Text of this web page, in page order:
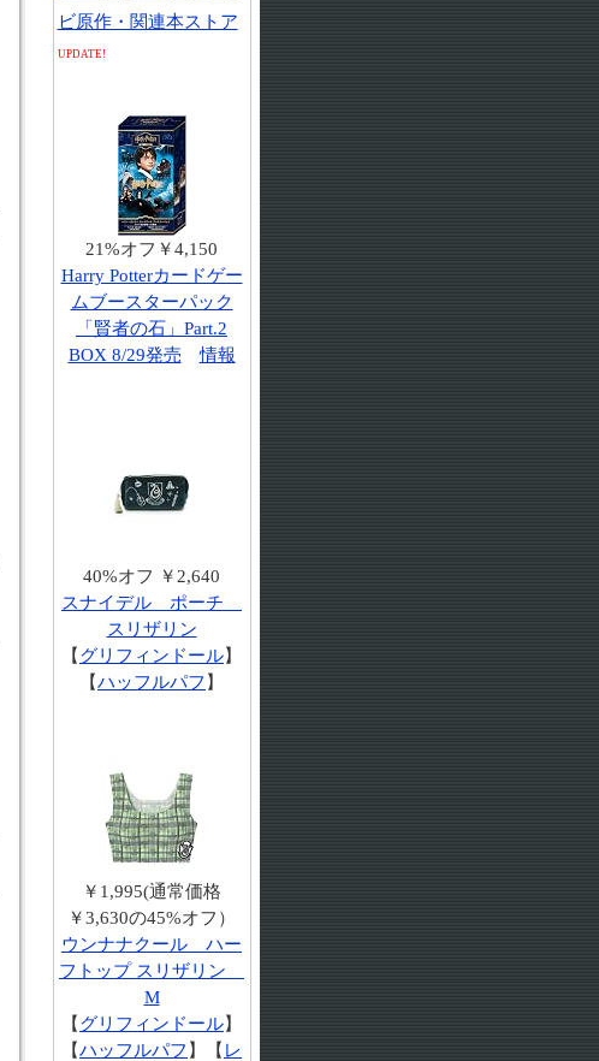
ビ原作・関連本ストア
UPDATE!
21%オフ￥4,150
Harry Potterカードゲー
ムブースターパック
「賢者の石」Part.2
BOX 8/29発売
情報
40%オフ ￥2,640
スナイデル ポーチ
スリザリン
【 グリフィンドール】
【ハッフルパフ 】
￥1,995(通常価格
￥3,630の45%オフ）
ウンナナクール ハー
フトップ スリザリン
M
【 グリフィンドール】
【ハッフルパフ 】【 レ